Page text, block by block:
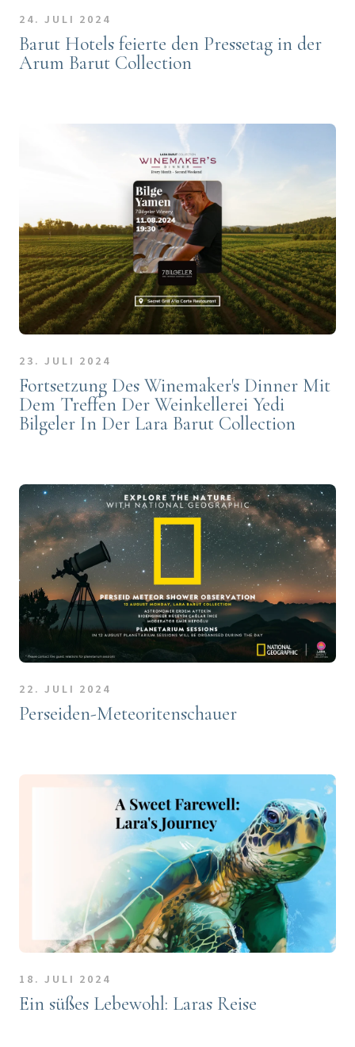
24. JULI 2024
Barut Hotels feierte den Pressetag in der
Arum Barut Collection
23. JULI 2024
Fortsetzung Des Winemaker's Dinner Mit
Dem Treffen Der Weinkellerei Yedi
Bilgeler In Der Lara Barut Collection
22. JULI 2024
Perseiden-Meteoritenschauer
18. JULI 2024
Ein süßes Lebewohl: Laras Reise